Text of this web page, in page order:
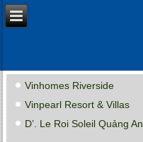
Vinhomes Riverside
Vinpearl Resort & Villas
D’. Le Roi Soleil Quảng An